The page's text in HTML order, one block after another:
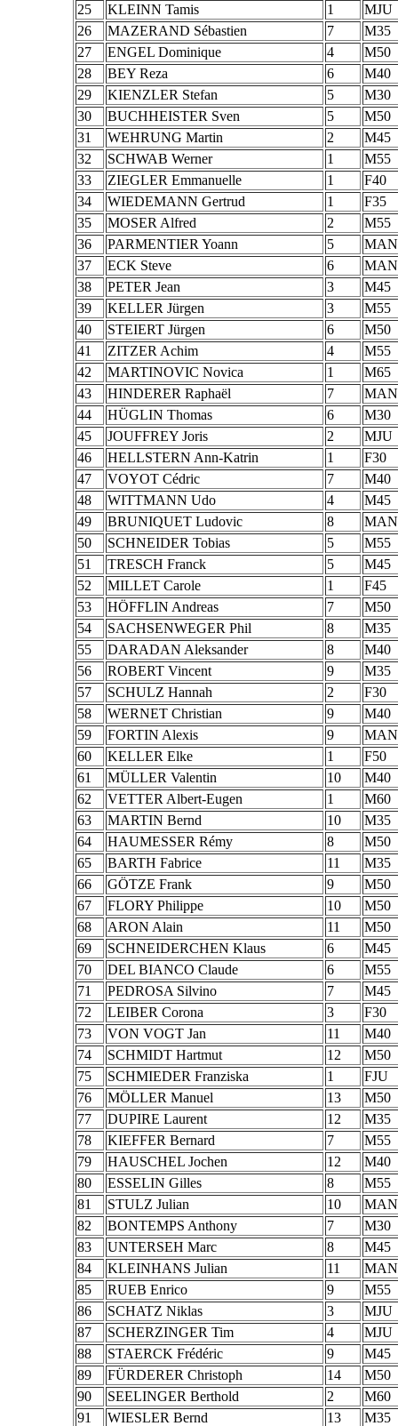
25
KLEINN Tamis 1
MJU
26
MAZERAND Sébastien 7
M35
27
ENGEL Dominique 4
M50
28
BEY Reza 6
M40
29
KIENZLER Stefan 5
M30
30
BUCHHEISTER Sven 5
M50
31
WEHRUNG Martin 2
M45
32
SCHWAB Werner 1
M55
33
ZIEGLER Emmanuelle 1
F40
34
WIEDEMANN Gertrud 1
F35
35
MOSER Alfred 2
M55
36
PARMENTIER Yoann 5
MAN
37
ECK Steve 6
MAN
38
PETER Jean 3
M45
39
KELLER Jürgen 3
M55
40
STEIERT Jürgen 6
M50
41
ZITZER Achim 4
M55
42
MARTINOVIC Novica 1
M65
43
HINDERER Raphaël 7
MAN
44
HÜGLIN Thomas 6
M30
45
JOUFFREY Joris 2
MJU
46
HELLSTERN Ann-Katrin 1
F30
47
VOYOT Cédric 7
M40
48
WITTMANN Udo 4
M45
49
BRUNIQUET Ludovic 8
MAN
50
SCHNEIDER Tobias 5
M55
51
TRESCH Franck 5
M45
52
MILLET Carole 1
F45
53
HÖFFLIN Andreas 7
M50
54
SACHSENWEGER Phil 8
M35
55
DARADAN Aleksander 8
M40
56
ROBERT Vincent 9
M35
57
SCHULZ Hannah 2
F30
58
WERNET Christian 9
M40
59
FORTIN Alexis 9
MAN
60
KELLER Elke 1
F50
61
MÜLLER Valentin 10
M40
62
VETTER Albert-Eugen 1
M60
63
MARTIN Bernd 10
M35
64
HAUMESSER Rémy 8
M50
65
BARTH Fabrice 11
M35
66
GÖTZE Frank 9
M50
67
FLORY Philippe 10
M50
68
ARON Alain 11
M50
69
SCHNEIDERCHEN Klaus 6
M45
70
DEL BIANCO Claude 6
M55
71
PEDROSA Silvino 7
M45
72
LEIBER Corona 3
F30
73
VON VOGT Jan 11
M40
74
SCHMIDT Hartmut 12
M50
75
SCHMIEDER Franziska 1
FJU
76
MÖLLER Manuel 13
M50
77
DUPIRE Laurent 12
M35
78
KIEFFER Bernard 7
M55
79
HAUSCHEL Jochen 12
M40
80
ESSELIN Gilles 8
M55
81
STULZ Julian 10
MAN
82
BONTEMPS Anthony 7
M30
83
UNTERSEH Marc 8
M45
84
KLEINHANS Julian 11
MAN
85
RUEB Enrico 9
M55
86
SCHATZ Niklas 3
MJU
87
SCHERZINGER Tim 4
MJU
88
STAERCK Frédéric 9
M45
89
FÜRDERER Christoph 14
M50
90
SEELINGER Berthold 2
M60
91
WIESLER Bernd 13
M35